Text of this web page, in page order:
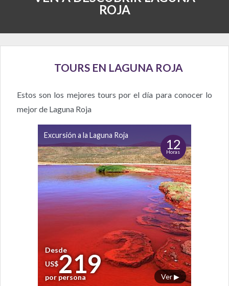
ROJA
TOURS EN LAGUNA ROJA
Estos son los mejores tours por el día para conocer lo
mejor de Laguna Roja
Excursión a la Laguna Roja
12
Horas
Ver ▶
Desde
US$219
por persona